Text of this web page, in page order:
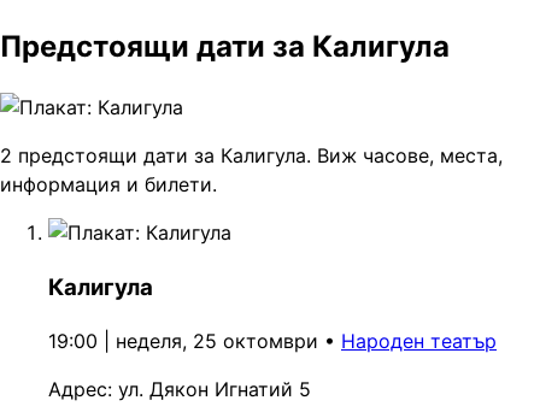
Предстоящи дати за Калигула
2 предстоящи дати за Калигула. Виж часове, места,
информация и билети.
Калигула
19:00 | неделя, 25 октомври • Народен театър
Адрес: ул. Дякон Игнатий 5